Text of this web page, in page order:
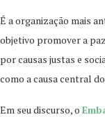
É a organização mais
objetivo promover a
por causas justas e
como a causa central
Em seu discurso, o